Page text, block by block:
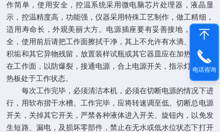
作简单，使用安全，控温系统采用微电脑芯片处理器，液晶显
示，控温精度高，功能强，仪器采用特殊工艺制作，做工精细，
适用寿命长，外观美丽大方。电源插座要有妥善接地，以便安
全，使用前后请把工作面擦拭干净，其上不允许有水滴、污物、
积垢和其它异物残留，放置装样试瓶或其它器皿应在加热前放置
在工作面，以防爆裂，接通电源，合上电源开关，指示灯亮，电
热板处于工作状态。
每次工作完毕，必须清洁本机，必须在切断电源的情况下进
行，用软布揩干水槽。工作完毕，应将转速调至低。切断总电源
开关，关掉其它开关，严禁各种液体进入开关、旋钮内，以免发
生短路、漏电，及损坏零部件，禁止在无水或低水位状态下打开
电话咨询